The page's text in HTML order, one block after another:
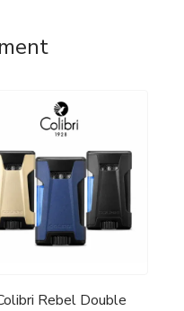
Rebel Double